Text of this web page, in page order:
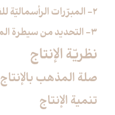
2- المبرّرات الرأسماليّة للفائدة ونقدها
3- التحديد من سيطرة المالك على الانتفاع
نظريّة الإنتاج‏
صلة المذهب بالإنتاج‏
تنمية الإنتاج‏